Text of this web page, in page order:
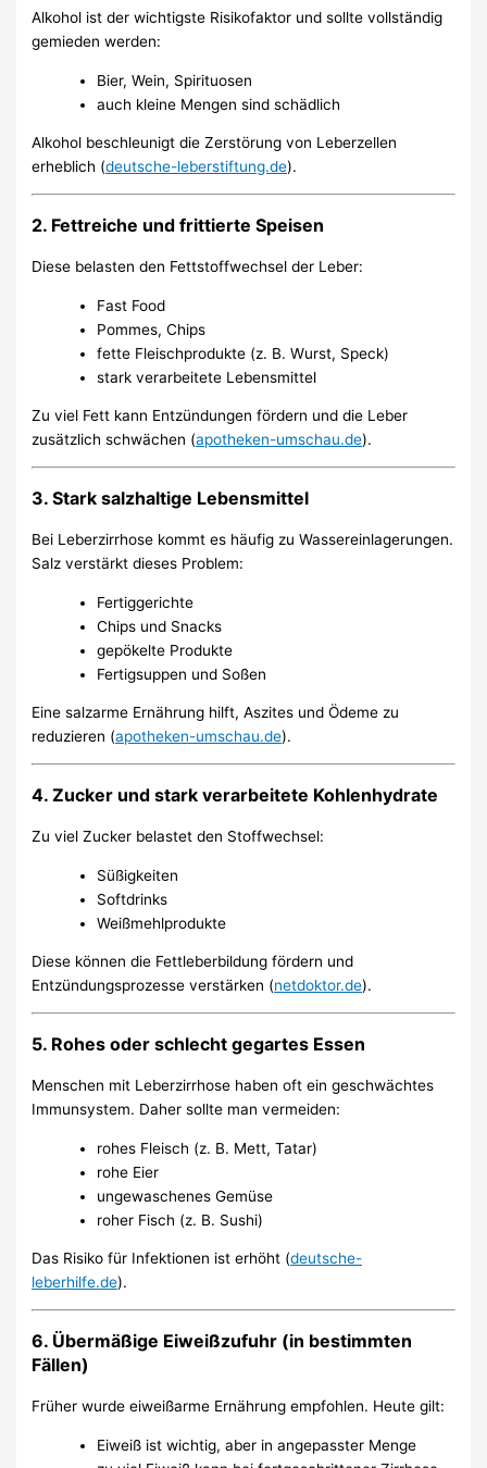
Alkohol ist der wichtigste Risikofaktor und sollte vollständig
gemieden werden:
Bier, Wein, Spirituosen
auch kleine Mengen sind schädlich
Alkohol beschleunigt die Zerstörung von Leberzellen
erheblich (deutsche-leberstiftung.de).
2. Fettreiche und frittierte Speisen
Diese belasten den Fettstoffwechsel der Leber:
Fast Food
Pommes, Chips
fette Fleischprodukte (z. B. Wurst, Speck)
stark verarbeitete Lebensmittel
Zu viel Fett kann Entzündungen fördern und die Leber
zusätzlich schwächen (apotheken-umschau.de).
3. Stark salzhaltige Lebensmittel
Bei Leberzirrhose kommt es häufig zu Wassereinlagerungen.
Salz verstärkt dieses Problem:
Fertiggerichte
Chips und Snacks
gepökelte Produkte
Fertigsuppen und Soßen
Eine salzarme Ernährung hilft, Aszites und Ödeme zu
reduzieren (apotheken-umschau.de).
4. Zucker und stark verarbeitete Kohlenhydrate
Zu viel Zucker belastet den Stoffwechsel:
Süßigkeiten
Softdrinks
Weißmehlprodukte
Diese können die Fettleberbildung fördern und
Entzündungsprozesse verstärken (netdoktor.de).
5. Rohes oder schlecht gegartes Essen
Menschen mit Leberzirrhose haben oft ein geschwächtes
Immunsystem. Daher sollte man vermeiden:
rohes Fleisch (z. B. Mett, Tatar)
rohe Eier
ungewaschenes Gemüse
roher Fisch (z. B. Sushi)
Das Risiko für Infektionen ist erhöht (deutsche-
leberhilfe.de).
6. Übermäßige Eiweißzufuhr (in bestimmten
Fällen)
Früher wurde eiweißarme Ernährung empfohlen. Heute gilt:
Eiweiß ist wichtig, aber in angepasster Menge